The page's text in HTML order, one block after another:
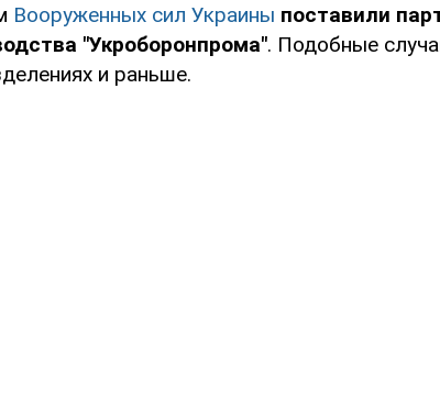
Вооруженных сил Украины поставили
"Укроборонпрома". Подобные
и раньше.